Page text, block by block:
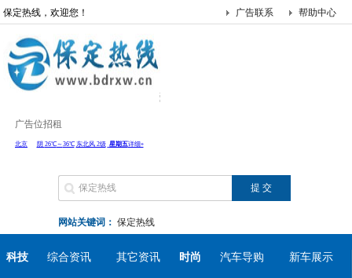
保定热线，欢迎您！ 帮助中心
广告联系
广告位招租
网站关键词： 保定热线
科技 综合资讯 其它资讯 时尚 汽车导购 新车展示